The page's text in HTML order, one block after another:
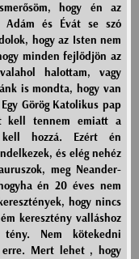
hogy én az
Adám és Évát se szó
hogy az Isten nem
minden fejlődjön az
halottam, vagy
is mondta, hogy van
Görög Katolikus pap
kell tennem emiatt a
hozzá. Ezért én
és elég nehéz
meg Neander-
én 20 éves nem
hogy nincs
keresztény valláshoz
Nem kötekedni
Mert lehet , hogy